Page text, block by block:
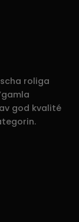
roliga
god kvalité